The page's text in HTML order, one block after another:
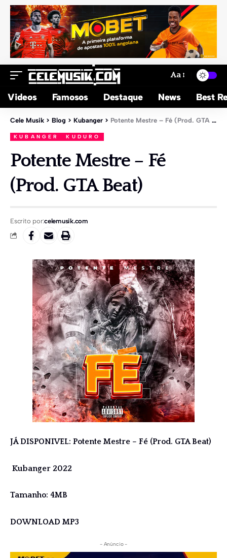
Aa
Videos Famosos Destaque News Best
Cele Musik > Blog > Kubanger > Potente Mestre – Fé (Prod. GTA Beat)
KUBANGER KUDURO
Potente Mestre – Fé
(Prod. GTA Beat)
Escrito por:celemusik.com
JÁ DISPONIVEL: Potente Mestre – Fé (Prod. GTA Beat)
Kubanger 2022
Tamanho: 4MB
DOWNLOAD MP3
- Anúncio -